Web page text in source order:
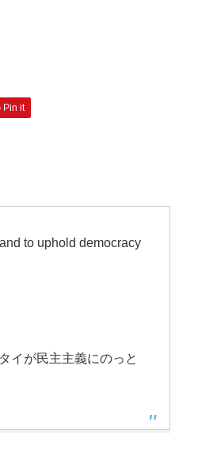
Pin it
to uphold democracy
イが民主主義にのっと